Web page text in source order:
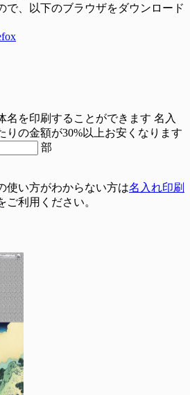
で、以下のブラウザをダウンロード
名を印刷することができます 名入
りの金額が30%以上お安くなります
部
使い方がわからない方は名入れ印刷
ご利用ください。